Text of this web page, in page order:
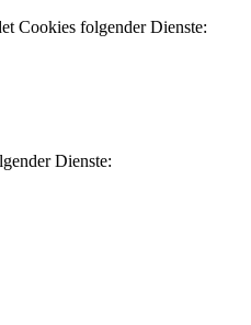
Cookies folgender Dienste:
Dienste: